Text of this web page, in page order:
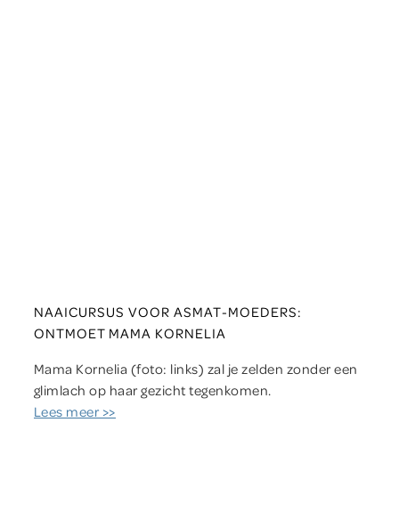
NAAICURSUS VOOR ASMAT-MOEDERS:
ONTMOET MAMA KORNELIA
Mama Kornelia (foto: links) zal je zelden zonder een
glimlach op haar gezicht tegenkomen.
Lees meer >>